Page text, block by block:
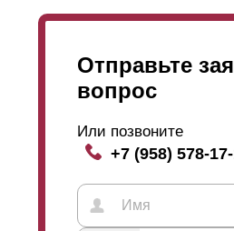
Отправьте
вопрос
Или позвоните
+7 (958) 578-